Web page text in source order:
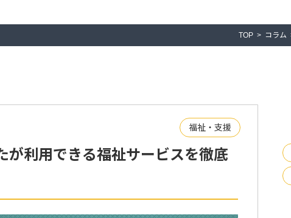
TOP コラム
福祉・支援
が利用できる福祉サービスを徹底